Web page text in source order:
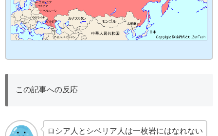
この記事への反応
ロシア人とシベリア人は一枚岩にはなれない